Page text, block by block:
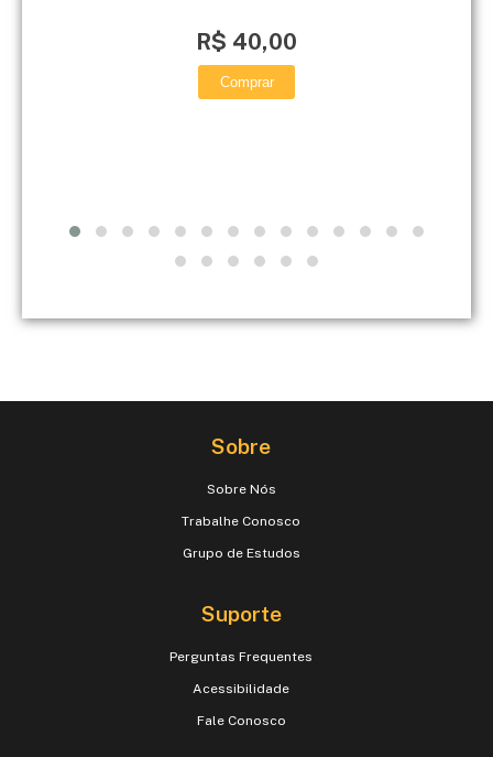
R$ 40,00
Comprar
Sobre
Sobre Nós
Trabalhe Conosco
Grupo de Estudos
Suporte
Perguntas Frequentes
Acessibilidade
Fale Conosco